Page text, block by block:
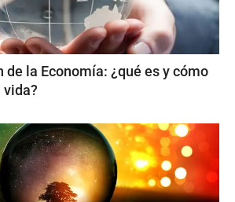
de la Economía: ¿qué es y cómo